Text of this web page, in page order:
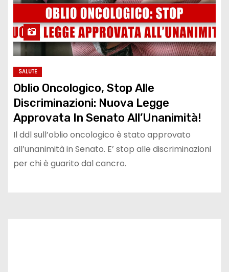
SALUTE
Oblio Oncologico, Stop Alle
Discriminazioni: Nuova Legge
Approvata In Senato All’Unanimità!
Il ddl sull’oblio oncologico è stato approvato
all’unanimità in Senato. E’ stop alle discriminazioni
per chi è guarito dal cancro.